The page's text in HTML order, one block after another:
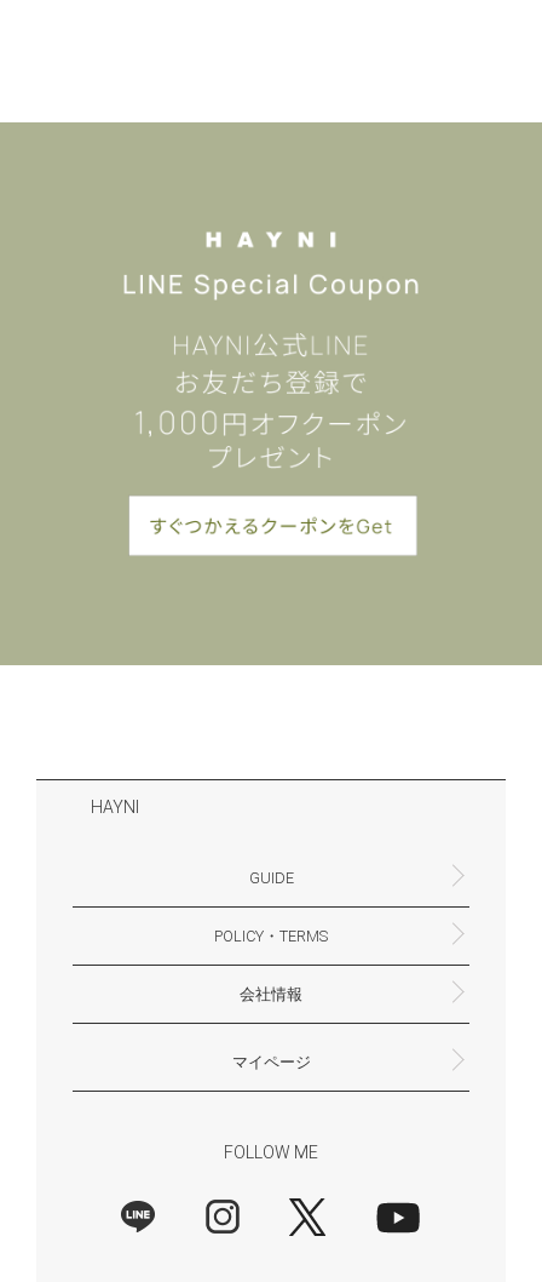
HAYNI
GUIDE
よくあるご質問・お問合せ
お支払いについて
配送・送料について
ギフトサービスについて
一緒に働く？(HAYNI採用情報サイトへ)
for Foreigners (overseas delivery)
POLICY・TERMS
返品・交換について
プライバシーポリシー
特定商取引法に基づく表示
外部送信ポリシー
会社情報
大阪府大阪市淀川区十八条3-9-35
電話番号：06-6868-9671
※お電話でのお問合せ受付は行っておりません
メール：support@hayni.jp
お問い合わせはこちらからお願いいたします
営業時間：10：00～15：00（金曜日は14：00ま
定休日： 土・日・祝祭日
※土日祝祭日はお休みをいただきます。
メールの返信は翌営業日となりますので、ご了承
マイページ
FOLLOW ME